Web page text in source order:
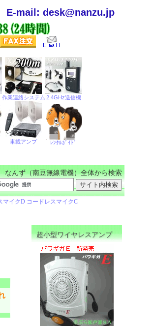
E-mail: desk@nanzu.jp
なんず（南豆無線電機）全体から検索
超小型ワイヤレスアンプ